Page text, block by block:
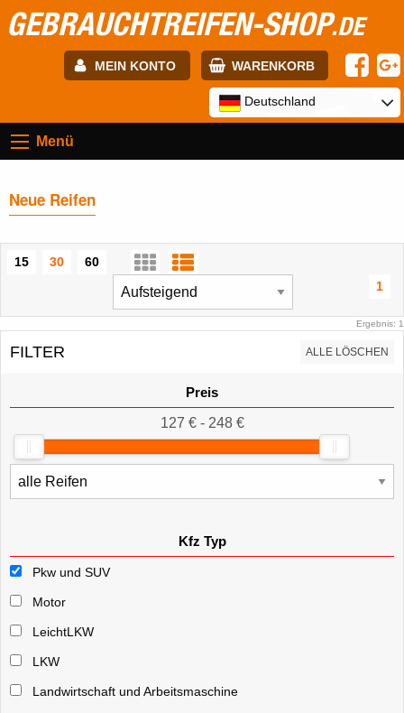
GEBRAUCHTREIFEN-SHOP.DE
MEIN KONTO WARENKORB
Passwort:
Deutschland
Menü
Neue Reifen
15 30
60
1
Ergebnis: 1
FILTER ALLE LÖSCHEN
Preis
127 € - 248 €
Kfz Typ
Pkw und SUV
Motor
LeichtLKW
LKW
Landwirtschaft und Arbeitsmaschine